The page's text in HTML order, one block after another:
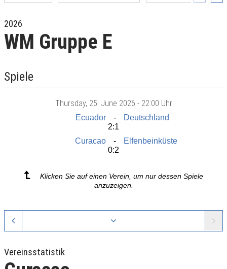
2026
WM Gruppe E
Spiele
Thursday, 25. June 2026 - 22:00 Uhr
Ecuador
Deutschland
2:1
Curacao
Elfenbeinküste
0:2
Klicken Sie auf einen Verein, um nur dessen Spiele
anzuzeigen.
Vereinsstatistik